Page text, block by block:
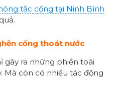
tắc cống tại Ninh Bình
cống thoát nước
gây ra những phiền toái
Mà còn có nhiều tác động